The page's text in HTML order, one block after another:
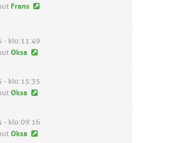
s
n
e
s
Frans
U
i
i
- klo:11:49
Oksa
U
i
n
i
e
- klo:15:35
Oksa
U
i
n
- klo:09:16
Oksa
U